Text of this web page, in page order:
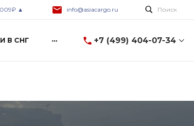
▲ info@asiacargo.ru Поиск
В СНГ ... +7 (499) 404-07-34